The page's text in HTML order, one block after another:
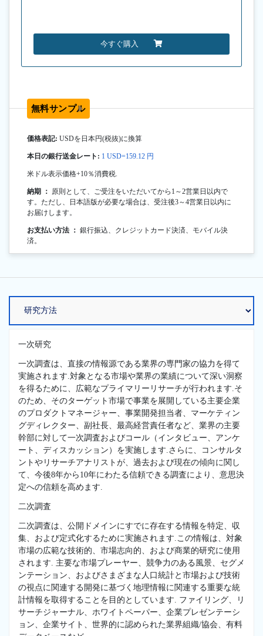
今すぐ購入
無料サンプル
価格表記: USDを日本円(税抜)に換算
本日の銀行送金レート: 1 USD=159.12 円
米ドル表示価格+10％消費税.
納期 ： 原則として、ご受注をいただいてから1～2営業日以内で
す。ただし、日本語版が必要な場合は、受注後3～4営業日以内に
お届けします。
お支払い方法 ： 銀行振込、クレジットカード決済、モバイル決
済。
一次研究
一次調査は、直接の情報源である業界の専門家の協力を得て
実施されます.対象となる市場や業界の業績について深い洞察
を得るために、広範なプライマリーリサーチが行われます.そ
のため、そのターゲット市場で事業を展開している主要企業
のプロダクトマネージャー、事業開発担当者、マーケティン
グディレクター、副社長、最高経営責任者など、業界の主要
幹部に対して一次調査およびコール（インタビュー、アンケ
ート、ディスカッション）を実施します.さらに、コンサルタ
ントやリサーチアナリストが、過去および現在の傾向に関し
て、今後8年から10年にわたる信頼できる調査により、意思決
定への信頼を高めます.
二次調査
二次調査は、公開ドメインにすでに存在する情報を特定、収
集、および定式化するために実施されます.この情報は、対象
市場の広範な技術的、市場志向的、および商業的研究に使用
されます. 主要な市場プレーヤー、競争力のある風景、セグメ
ンテーション、およびさまざまな人口統計と市場および技術
の視点に関連する開発に基づく地理情報に関連する重要な統
計情報を取得することを目的としています. ファイリング、リ
サーチジャーナル、ホワイトペーパー、企業プレゼンテーシ
ョン、企業サイト、世界的に認められた業界組織/協会、有料